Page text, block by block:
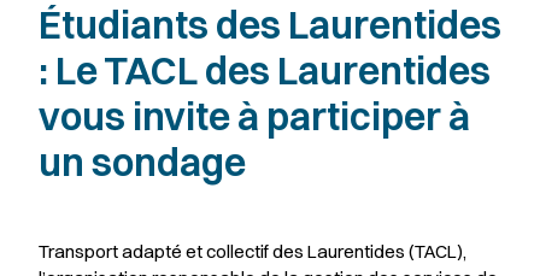
Étudiants des Laurentides
: Le TACL des Laurentides
vous invite à participer à
un sondage
Transport adapté et collectif des Laurentides (TACL),